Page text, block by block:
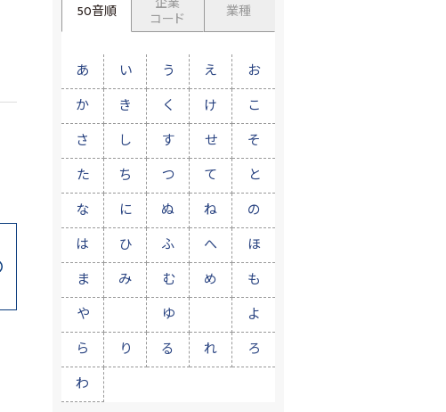
50音順
企業
コード
業種
あ い う え お
か き く け こ
さ し す せ そ
た ち つ て と
な に ぬ ね の
は ひ ふ へ ほ
ま み む め も
や ゆ よ
ら り る れ ろ
わ